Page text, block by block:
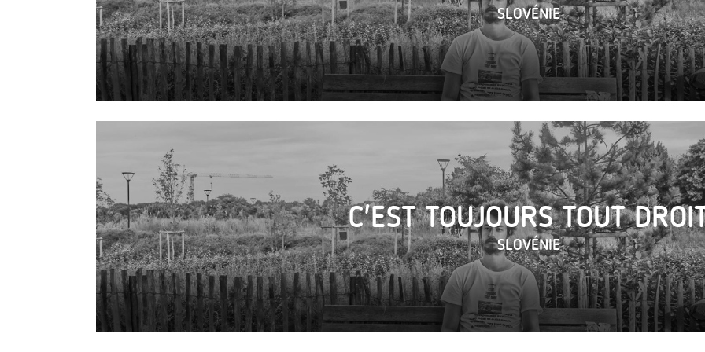
SLOVÉNIE
C'EST TOUJOURS TOUT
SLOVÉNIE